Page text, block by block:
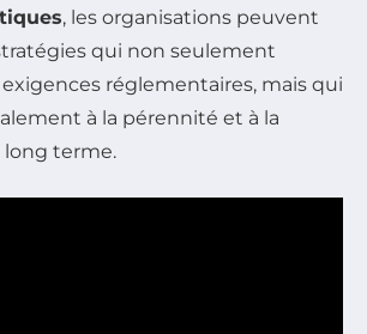
, les organisations peuvent
qui non seulement
réglementaires, mais qui
à la pérennité et à la
terme.